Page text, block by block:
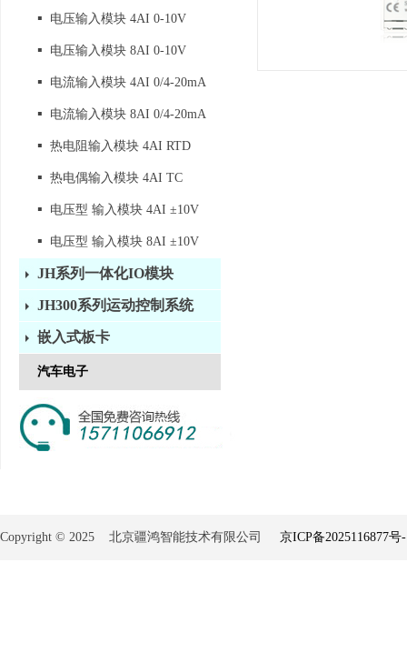
▪ 电压输入模块 4AI 0-10V
▪ 电压输入模块 8AI 0-10V
▪ 电流输入模块 4AI 0/4-20mA
▪ 电流输入模块 8AI 0/4-20mA
▪ 热电阻输入模块 4AI RTD
▪ 热电偶输入模块 4AI TC
▪ 电压型 输入模块 4AI ±10V
▪ 电压型 输入模块 8AI ±10V
JH系列一体化IO模块
JH300系列运动控制系统
嵌入式板卡
汽车电子
Copyright © 2025 北京疆鸿智能技术有限公司 京ICP备2025116877号